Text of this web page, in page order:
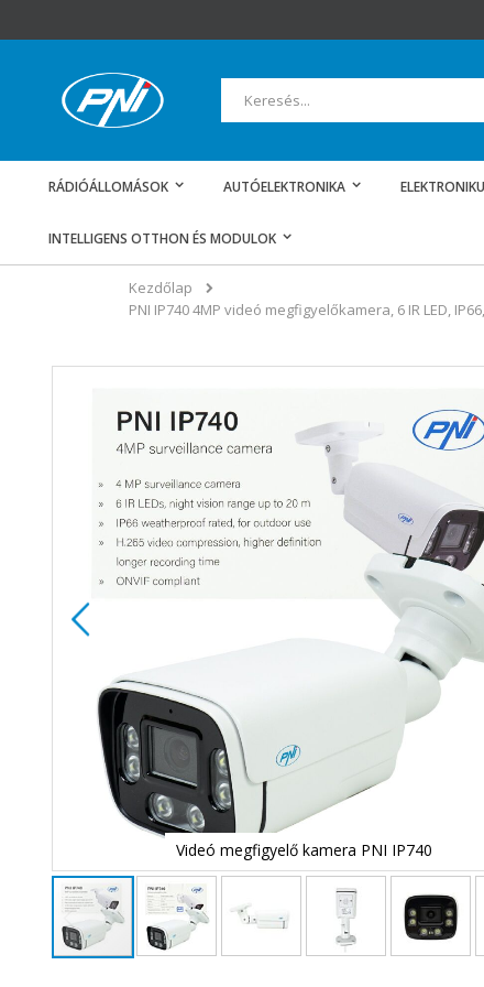
a
RÁDIÓÁLLOMÁSOK AUTÓELEKTRONIKA
INTELLIGENS OTTHON ÉS MODULOK
Kezdőlap
PNI IP740 4MP videó megfigyelőkamera, 6 IR LED,
képgaléria
Videó megfigyelő kamera PNI IP740